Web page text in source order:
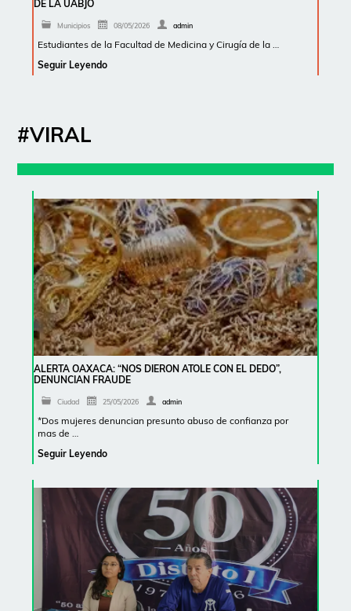
DE LA UABJO
Municipios 08/05/2026 admin
Estudiantes de la Facultad de Medicina y Cirugía de la …
Seguir Leyendo
#VIRAL
ALERTA OAXACA: “NOS DIERON ATOLE CON EL DEDO”,
DENUNCIAN FRAUDE
Ciudad 25/05/2026 admin
*Dos mujeres denuncian presunto abuso de confianza por
mas de …
Seguir Leyendo